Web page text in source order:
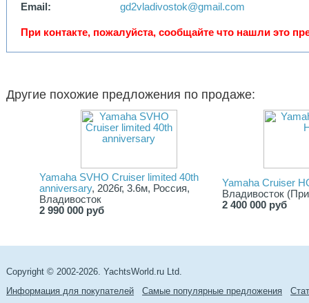
Email:
gd2vladivostok@gmail.com
При контакте, пожалуйста, сообщайте что нашли это
Другие похожие предложения по продаже:
Yamaha SVHO Cruiser limited 40th
anniversary, 2026г, 3.6м, Россия,
Владивосток
2 990 000 руб
Yamaha Cruiser
Владивосток
2 400 000 руб
Copyright © 2002-2026. YachtsWorld.ru Ltd.
Информация для покупателей
Самые популярные предложения